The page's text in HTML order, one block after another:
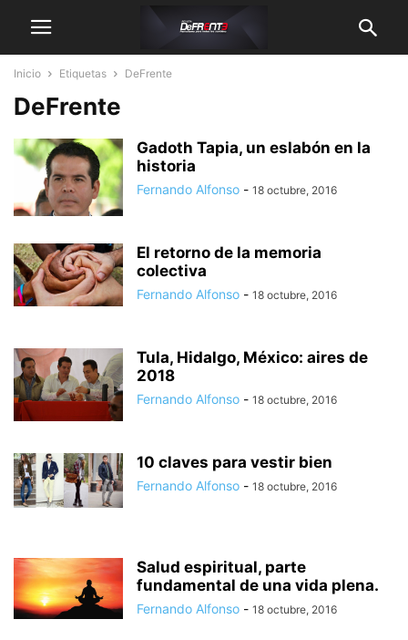
Inicio Etiquetas DeFrente
DeFrente
Gadoth Tapia, un eslabón en la
historia
Fernando Alfonso - 18 octubre, 2016
El retorno de la memoria
colectiva
Fernando Alfonso - 18 octubre, 2016
Tula, Hidalgo, México: aires de
2018
Fernando Alfonso - 18 octubre, 2016
10 claves para vestir bien
Fernando Alfonso - 18 octubre, 2016
Salud espiritual, parte
fundamental de una vida plena.
Fernando Alfonso - 18 octubre, 2016